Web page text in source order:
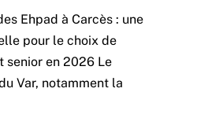
Ehpad à Carcès : une
pour le choix de
senior en 2026 Le
Var, notamment la